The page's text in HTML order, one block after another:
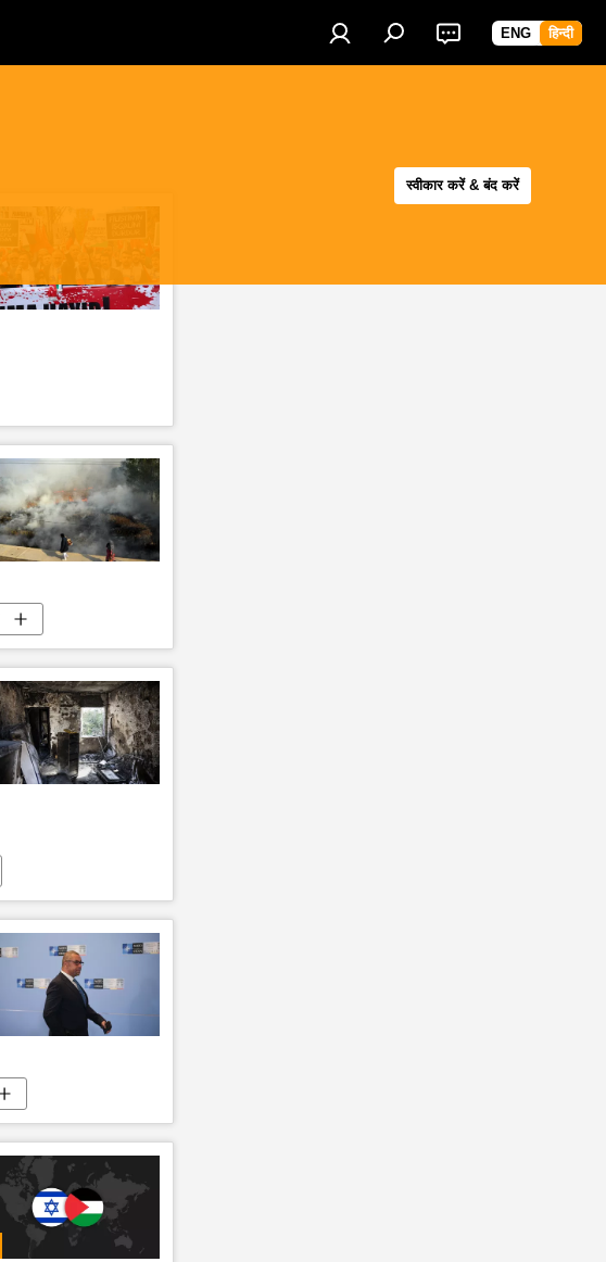
ENG हिन्दी
स्वीकार करें & बंद करें